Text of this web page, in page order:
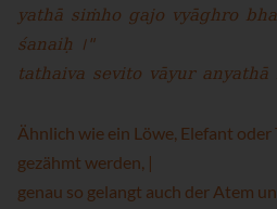
yathā siṁho gajo vyāghro
śanaiḥ ।"
tathaiva sevito vāyur
Ähnlich wie ein Löwe, Elefant oder
gezähmt werden, |
genau so gelangt auch der Atem